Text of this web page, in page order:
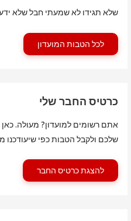
שלא תגידו לא שמעתי חבל שלא
לכל הטבות המועדון
כרטיס החבר שלי
אתם רשומים למועדון? מעולה.
שלכם ולקבל הטבות כפי שיעודכנו
להצגת כרטיס החבר